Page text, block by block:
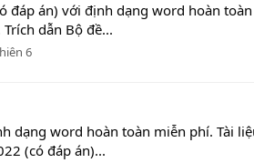
đáp án) với định dạng word hoàn
dẫn Bộ đề...
6
dạng word hoàn toàn miễn phí. Tài
(có đáp án)...